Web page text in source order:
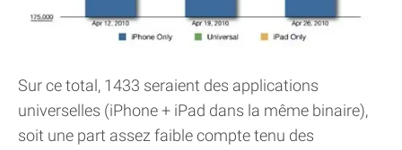
Sur ce total, 1433 seraient des applications
universelles (iPhone + iPad dans la même binaire),
soit une part assez faible compte tenu des